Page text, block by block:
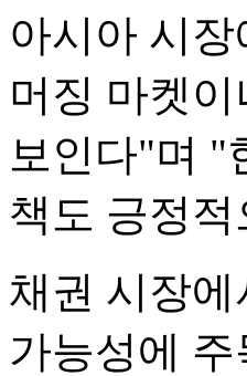
아시아 시
머징 마켓
보인다"며 "
책도 긍정
채권 시장
가능성에